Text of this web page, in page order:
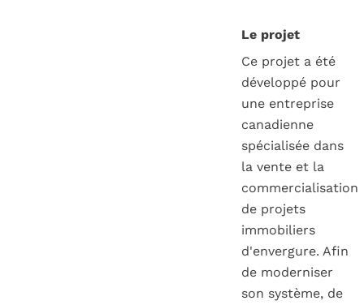
Le projet
Ce projet a été
développé pour
une entreprise
canadienne
spécialisée dans
la vente et la
commercialisation
de projets
immobiliers
d'envergure. Afin
de moderniser
son système, de